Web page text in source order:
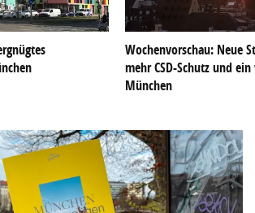
Wochenvorschau: Neue
mehr CSD-Schutz und
München